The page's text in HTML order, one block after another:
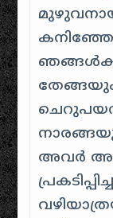
തേങ്ങയും
അവർ